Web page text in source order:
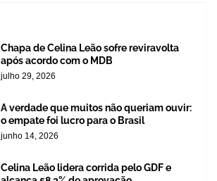
Chapa de Celina Leão sofre reviravolta
após acordo com o MDB
julho 29, 2026
A verdade que muitos não queriam ouvir:
o empate foi lucro para o Brasil
junho 14, 2026
Celina Leão lidera corrida pelo GDF e